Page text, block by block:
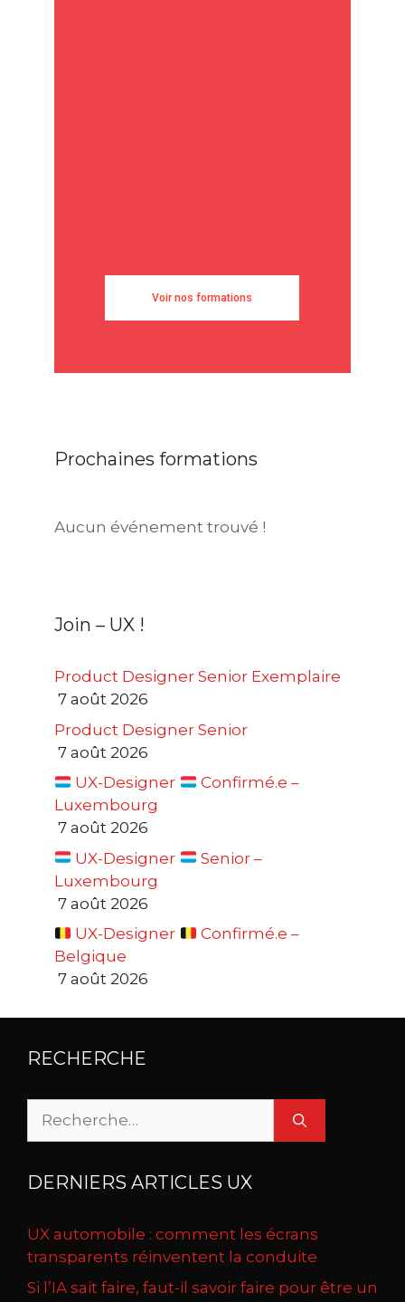
Voir nos formations
Prochaines formations
Aucun événement trouvé !
Join – UX !
Product Designer Senior Exemplaire
7 août 2026
Product Designer Senior
7 août 2026
UX-Designer
Confirmé.e –
Luxembourg
7 août 2026
UX-Designer
Senior –
Luxembourg
7 août 2026
UX-Designer
Confirmé.e –
Belgique
7 août 2026
RECHERCHE
Rechercher :
DERNIERS ARTICLES UX
UX automobile : comment les écrans
transparents réinventent la conduite
Si l’IA sait faire, faut-il savoir faire pour être un